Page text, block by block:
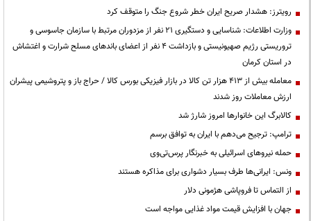
رویترز: هشدار صریح ایران خطر شروع جنگ را متوقف کرد
وزارت اطلاعات: شناسایی و دستگیری ۲۱ نفر از مزدوران مرتبط با سازمان جاسوسی و
تروریستی رژیم صهیونیستی و بازداشت ۴ نفر از اعضای باندهای مسلح شرارت و اغتشاش
در استان کرمان
معامله بیش از ۴۱۳ هزار تن کالا در بازار فیزیکی بورس کالا / حراج باز و پتروشیمی پیشران
ارزش معاملات روز شدند
کالابرگ این خانوارها امروز شارژ شد
ترامپ: ترجیح می‌دهم با ایران به توافق برسم
حمله نیروهای اسرائیلی به خبرنگار پرس‌تی‌وی
ونس: ایرانی‌ها طرف بسیار دشواری برای مذاکره هستند
از التماس تا فروپاشی هژمونی دلار
جهان با افزایش قیمت مواد غذایی مواجه است